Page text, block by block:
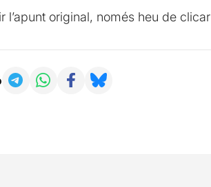
l’apunt original, només heu de clicar